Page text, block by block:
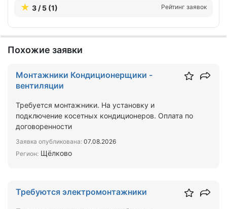
3 / 5 (1) Рейтинг заявок
Похожие заявки
Монтажники Кондиционерщики -
вентиляции
Требуется монтажники. На установку и
подключение косетных кондиционеров. Оплата по
договоренности
Заявка опубликована: 07.08.2026
Регион: Щёлково
Требуются электромонтажники